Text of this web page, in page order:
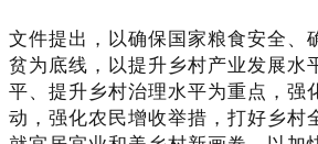
文件提出，以确保国家粮食安全、
贫为底线，以提升乡村产业发展水
平、提升乡村治理水平为重点，强
动，强化农民增收举措，打好乡村